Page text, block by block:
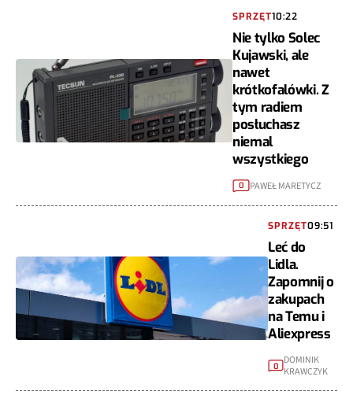
SPRZĘT10:22
Nie tylko Solec
Kujawski, ale
nawet
krótkofalówki. Z
tym radiem
posłuchasz
niemal
wszystkiego
0 PAWEŁ MARETYCZ
SPRZĘT09:51
Leć do
Lidla.
Zapomnij o
zakupach
na Temu i
Aliexpress
0
DOMINIK
KRAWCZYK